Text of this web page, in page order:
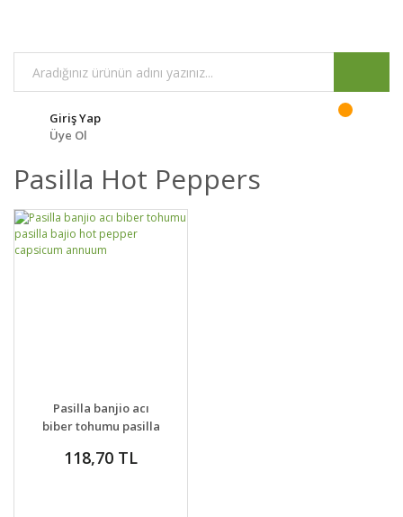
Giriş Yap
Üye Ol
Pasilla Hot Peppers
DETAYLAR SEPETE EKLE
Pasilla banjio acı
biber tohumu pasilla
capsicum annuum
118,70 TL